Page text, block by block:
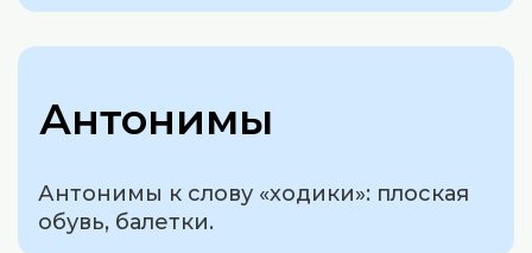
Антонимы
Антонимы к слову «ходики»: плоская
обувь, балетки.